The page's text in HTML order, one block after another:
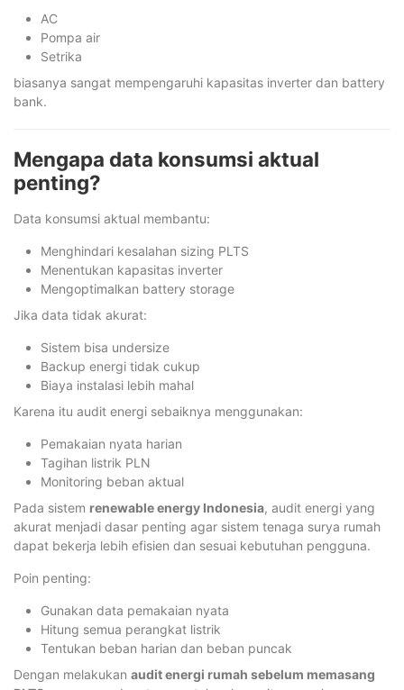
AC
Pompa air
Setrika
biasanya sangat mempengaruhi kapasitas inverter dan battery
bank.
Mengapa data konsumsi aktual
penting?
Data konsumsi aktual membantu:
Menghindari kesalahan sizing PLTS
Menentukan kapasitas inverter
Mengoptimalkan battery storage
Jika data tidak akurat:
Sistem bisa undersize
Backup energi tidak cukup
Biaya instalasi lebih mahal
Karena itu audit energi sebaiknya menggunakan:
Pemakaian nyata harian
Tagihan listrik PLN
Monitoring beban aktual
Pada sistem renewable energy Indonesia, audit energi yang
akurat menjadi dasar penting agar sistem tenaga surya rumah
dapat bekerja lebih efisien dan sesuai kebutuhan pengguna.
Poin penting:
Gunakan data pemakaian nyata
Hitung semua perangkat listrik
Tentukan beban harian dan beban puncak
Dengan melakukan audit energi rumah sebelum memasang